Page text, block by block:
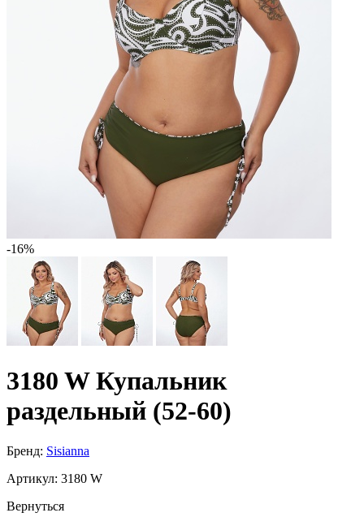
-16%
3180 W Купальник
раздельный (52-60)
Бренд: Sisianna
Артикул: 3180 W
Вернуться